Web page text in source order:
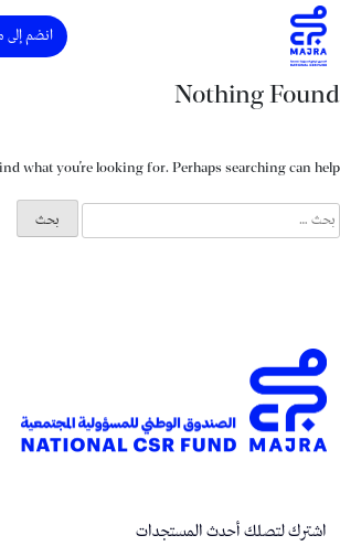
انضم
Nothing Found
what you’re looking for. Perhaps searching can help.
البحث
عن:
اشترك لتصلك أحدث المستجدات